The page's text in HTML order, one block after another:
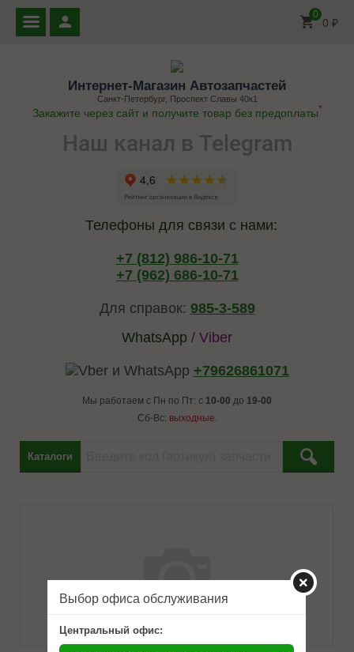
0
0 ₽
Интернет-Магазин Автозапчастей
Санкт-Петербург, Проспект Славы 40к1
Закажите через сайт и получите товар без предоплаты*
Наш канал в Telegram
Телефоны для связи с нами:
+7 (812) 986-10-71
+7 (962) 686-10-71
Для справок: 985-3-589
WhatsApp / Viber
+79626861071
Мы работаем с Пн по Пт: с 10-00 до 19-00
Сб-Вс: выходные.
Каталоги
Выбор офиса обслуживания
Центральный офис: